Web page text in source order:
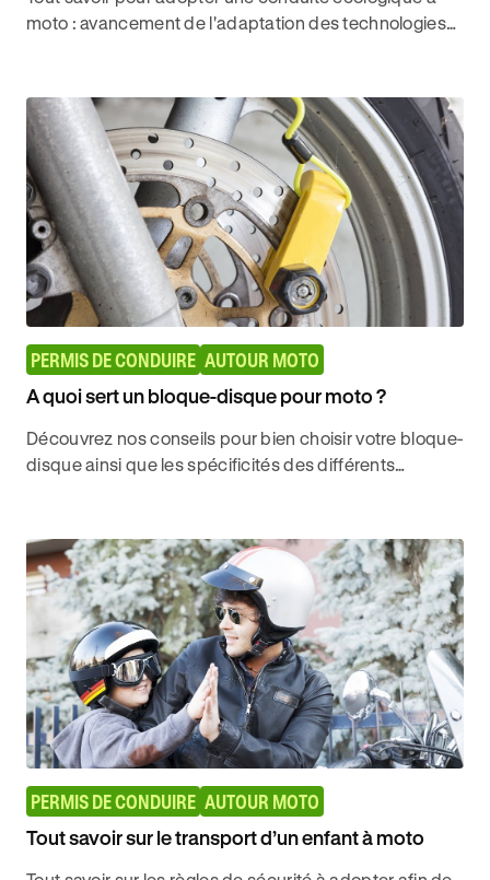
moto : avancement de l'adaptation des technologies
PERMIS DE CONDUIRE AUTOUR MOTO
A quoi sert un bloque-disque pour moto ?
Découvrez nos conseils pour bien choisir votre bloque-
disque ainsi que les spécificités des différents
PERMIS DE CONDUIRE AUTOUR MOTO
Tout savoir sur le transport d’un enfant à moto